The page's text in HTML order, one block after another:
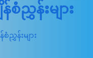
ညွှန်းများ
ညွှန်းများ